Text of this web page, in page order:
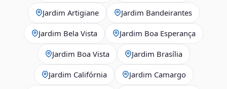
Jardim Artigiane Jardim Bandeirantes
Jardim Bela Vista Jardim Boa Esperança
Jardim Boa Vista Jardim Brasília
Jardim Califórnia Jardim Camargo